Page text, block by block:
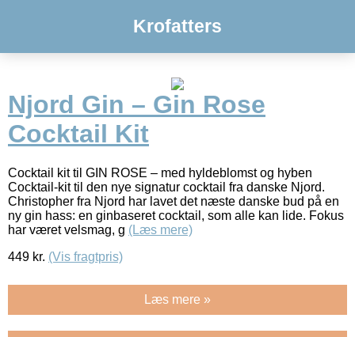
Krofatters
Njord Gin – Gin Rose
Cocktail Kit
Cocktail kit til GIN ROSE – med hyldeblomst og hyben
Cocktail-kit til den nye signatur cocktail fra danske Njord.
Christopher fra Njord har lavet det næste danske bud på en
ny gin hass: en ginbaseret cocktail, som alle kan lide. Fokus
har været velsmag, g (Læs mere)
449 kr. (Vis fragtpris)
Læs mere »